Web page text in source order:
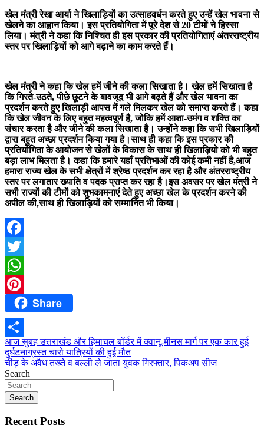
खेल मंत्री रेखा आर्या ने खिलाड़ियों का उत्साहवर्धन करते हुए उन्हें खेल भावना से
खेलने का आह्वान किया। इस प्रतियोगिता में पूरे देश से 20 टीमों ने हिस्सा
लिया। मंत्री ने कहा कि निश्चित ही इस प्रकार की प्रतियोगिताएं अंतरराष्ट्रीय
स्तर पर खिलाड़ियों को आगे बढ़ाने का काम करते हैं।
खेल मंत्री ने कहा कि खेल हमें जीने की कला सिखाता है। खेल हमें सिखाता है
कि गिरते-उठते, पीछे छूटने के बावजूद भी आगे बढ़ते हैं और खेल भावना का
प्रदर्शन करते हुए खिलाड़ी आपस में गले मिलकर खेल को समाप्त करते हैं। कहा
कि खेल जीवन के लिए बहुत महत्वपूर्ण है, जोकि हमें आशा-उमंग व शक्ति का
संचार करता है और जीने की कला सिखाता है। उन्होंने कहा कि सभी खिलाड़ियों
द्वारा बहुत अच्छा प्रदर्शन किया गया है।साथ ही कहा कि इस प्रकार की
प्रतियोगिता के आयोजन से खेलों के विकास के साथ ही खिलाड़ियो को भी बहुत
बड़ा लाभ मिलता है। कहा कि हमारे यहाँ प्रतिभाओं की कोई कमी नहीं है,आज
हमारा राज्य खेल के सभी क्षेत्रों में श्रेष्ठ प्रदर्शन कर रहा है और अंतरराष्ट्रीय
स्तर पर लगातार ख्याति व पदक प्राप्त कर रहा है।इस अवसर पर खेल मंत्री ने
सभी राज्यों की टीमों को शुभकामनाएं देते हुए अच्छा खेल के प्रदर्शन करने की
अपील की,साथ ही खिलाड़ियों को सम्मानित भी किया।
Facebook
Twitter
WhatsApp
PinterestShare
Share
Post
navigation
आज सुबह उत्तराखंड और हिमाचल बॉर्डर में क्वानू-मीनस मार्ग पर एक कार हुई
दुर्घटनाग्रस्त चारो यात्रियों की हुई मौत
चीड़ के अवैध तख्ते व बल्ली ले जाता युवक गिरफ्तार, पिकअप सीज
Search
Search
Recent Posts